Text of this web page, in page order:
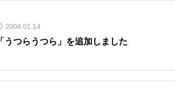
2004.01.14
「うつらうつら」を追加しました